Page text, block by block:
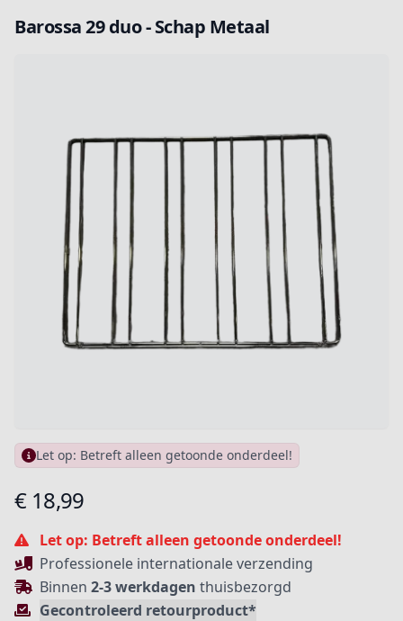
Barossa 29 duo - Schap Metaal
Let op: Betreft alleen getoonde onderdeel!
Product informatie
€ 18,99
Beschrijving
Let op: Betreft alleen getoonde onderdeel!
Professionele internationale verzending
Binnen 2-3 werkdagen thuisbezorgd
Gecontroleerd retourproduct*